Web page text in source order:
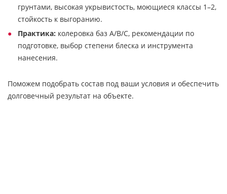
грунтами, высокая укрывистость, моющиеся классы 1–2,
стойкость к выгоранию.
Практика: колеровка баз A/B/C, рекомендации по
подготовке, выбор степени блеска и инструмента
нанесения.
Поможем подобрать состав под ваши условия и обеспечить
долговечный результат на объекте.